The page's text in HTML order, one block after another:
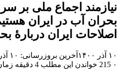
نیازمند اجماع ملی بر
بحران آب در ایران
اصلاحات ایران دربارهٔ
۱۰ آذر ۱۴۰۰
آخرین بروزرسانی: ۱۰ آذر ۱۴۰۰
۰
خواندن این مطلب 4 دقیقه زمان می‌برد